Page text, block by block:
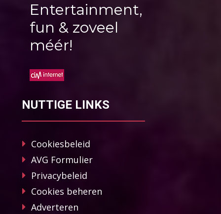
Entertainment,
fun & zoveel
méér!
NUTTIGE LINKS
Cookiesbeleid
AVG Formulier
Privacybeleid
Cookies beheren
Adverteren